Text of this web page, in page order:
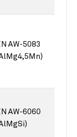
AW-5083
AW-6060